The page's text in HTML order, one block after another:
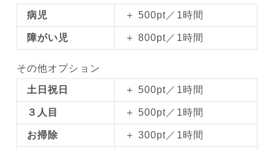
病児 ＋ 500pt／1時間
障がい児 ＋ 800pt／1時間
その他オプション
土日祝日 ＋ 500pt／1時間
３人目 ＋ 500pt／1時間
お掃除 ＋ 300pt／1時間